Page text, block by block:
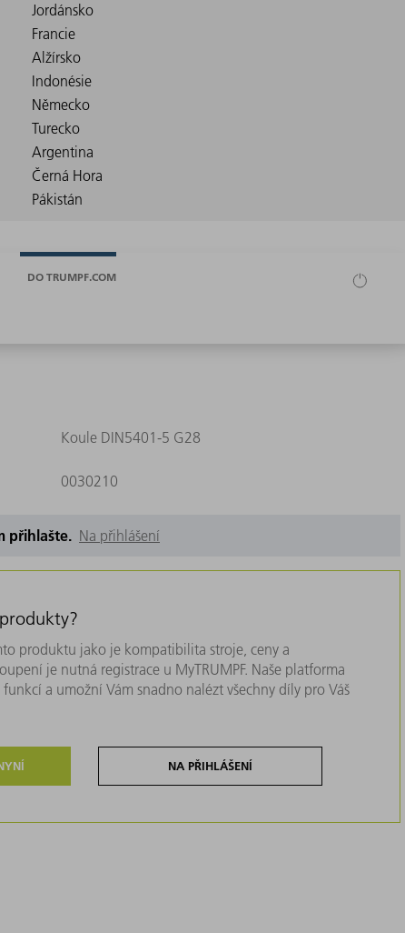
DO TRUMPF.COM
Koule DIN5401-5 G28
0030210
přihlašte. Na přihlášení
produktu jako je kompatibilita stroje, ceny a
je nutná registrace u MyTRUMPF. Naše platforma
a umožní Vám snadno nalézt všechny díly pro Váš
NA PŘIHLÁŠENÍ